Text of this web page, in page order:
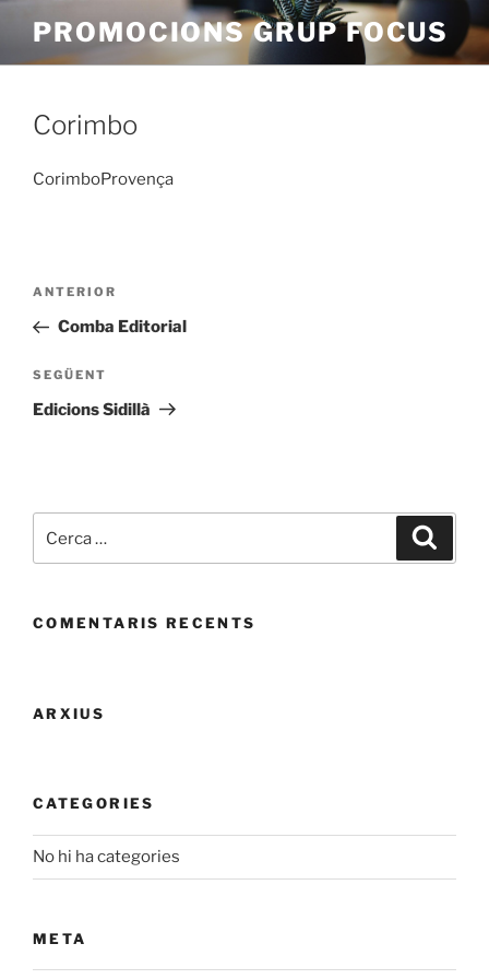
contingut
PROMOCIONS GRUP FOCUS
Corimbo
CorimboProvença
Navegació
Entrada
anterior
ANTERIOR
Comba Editorial
Entrada
següent
SEGÜENT
Edicions Sidillà
COMENTARIS RECENTS
ARXIUS
CATEGORIES
No hi ha categories
META